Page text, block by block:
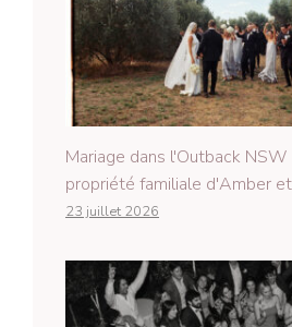
Mariage dans l'Outback
propriété familiale d'Amber
23 juillet 2026